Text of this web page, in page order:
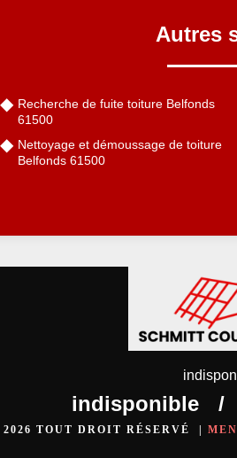
Autres
Recherche de fuite toiture Belfonds
61500
Nettoyage et démoussage de toiture
Belfonds 61500
indisponible /
TOUT DROIT RÉSERVÉ |